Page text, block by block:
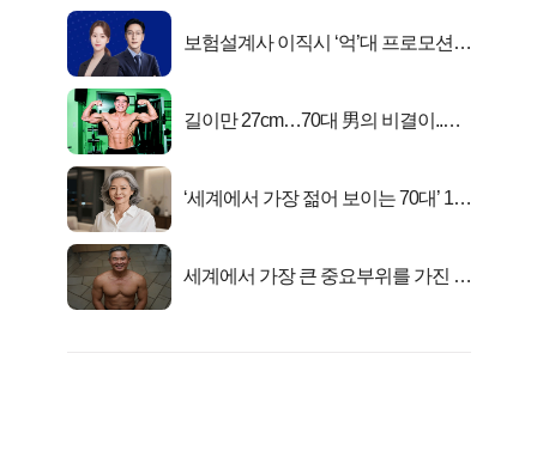
보험설계사 이직시 ‘억’대 프로모션!
길이만 27cm…70대 男의 비결이..충
‘세계에서 가장 젊어 보이는 70대’ 1위
세계에서 가장 큰 중요부위를 가진 남